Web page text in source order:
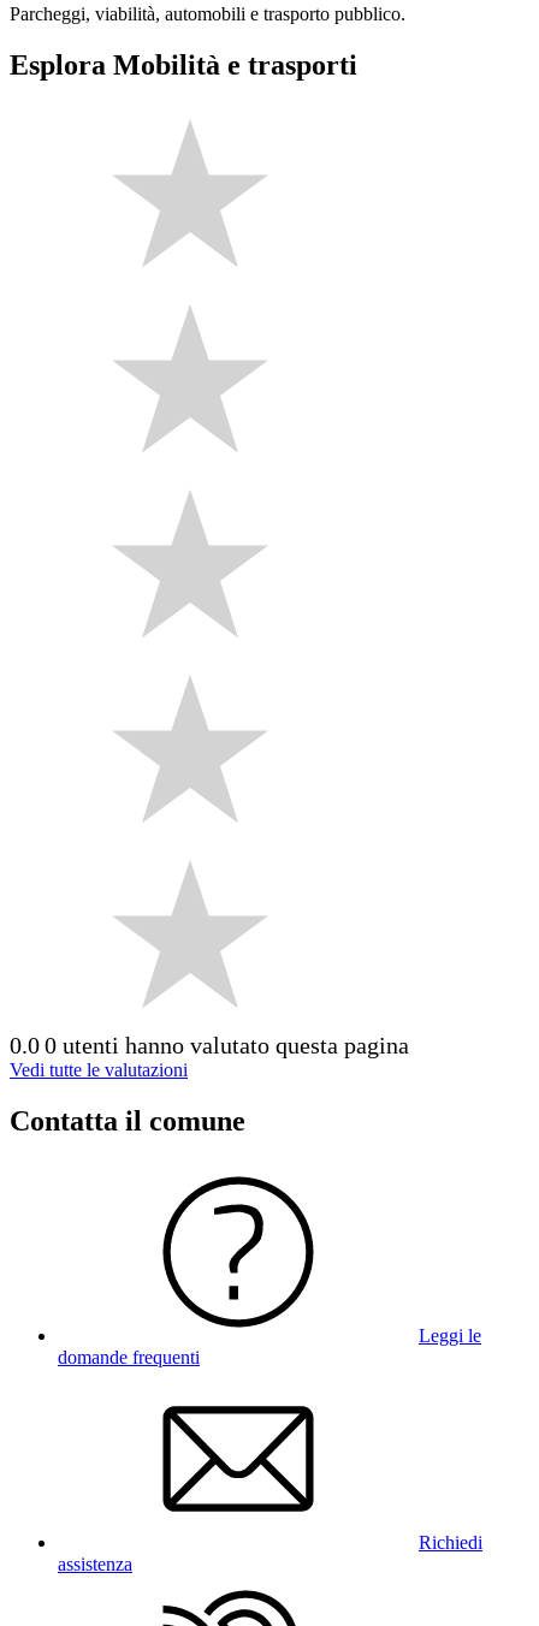
Parcheggi, viabilità, automobili e trasporto pubblico.
Esplora Mobilità e trasporti
0.00 utenti hanno valutato questa pagina
Vedi tutte le valutazioni
Contatta il comune
Leggi le
domande frequenti
Richiedi
assistenza